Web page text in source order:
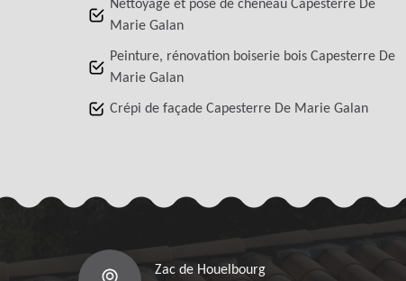
Nettoyage et pose de chéneau Capesterre De
Marie Galan
Peinture, rénovation boiserie bois Capesterre De
Marie Galan
Crépi de façade Capesterre De Marie Galan
Zac de Houelbourg